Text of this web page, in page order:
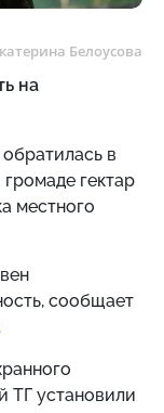
Белоусова
на
обратилась в
гектар
местного
сообщает
.
ТГ установили